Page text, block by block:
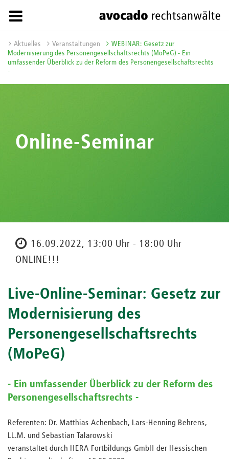
Aktuelles Veranstaltungen
WEBINAR: Gesetz zur
Modernisierung des Personengesellschaftsrechts (MoPeG) - Ein
umfassender Überblick zu der Reform des Personengesellschaftsrechts
-
Online-Seminar
16.09.2022, 13:00 Uhr - 18:00 Uhr
ONLINE!!!
Live-Online-Seminar: Gesetz zur
Modernisierung des
Personengesellschaftsrechts
(MoPeG)
- Ein umfassender Überblick zu der Reform des
Personengesellschaftsrechts -
Referenten: Dr. Matthias Achenbach, Lars-Henning Behrens,
LL.M. und Sebastian Talarowski
veranstaltet durch HERA Fortbildungs GmbH der Hessischen